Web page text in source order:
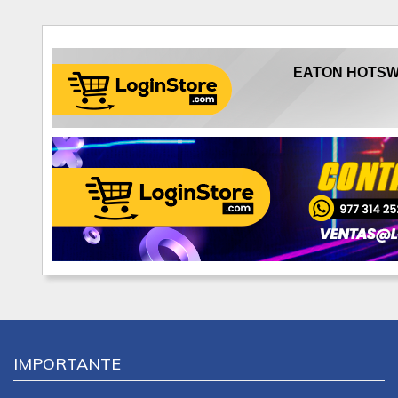
EATON
IMPORTANTE